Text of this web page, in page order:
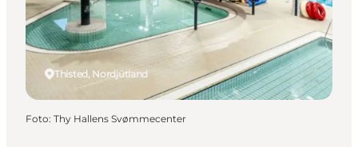
Reiseplanung
Thisted, Nordjütland
Foto: Thy Hallens Svømmecenter